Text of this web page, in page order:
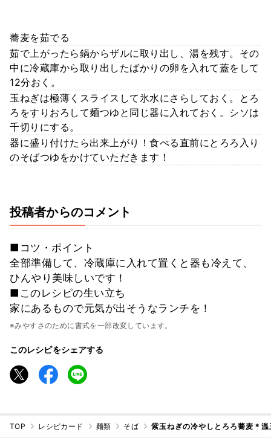
蕎麦を茹でる
茹で上がったら鍋からザルに取り出し、湯を残す。その
中に冷蔵庫から取り出したばかりの卵を入れて蓋をして
12分おく。
玉ねぎは極薄くスライスして氷水にさらしておく。とろ
ろをすりおろして麺つゆと同じ器に入れておく。シソは
千切りにする。
器に盛り付けたら出来上がり！食べる直前にとろろ入り
のそばつゆをかけていただきます！
投稿者からのコメント
■コツ・ポイント
全部準備して、冷蔵庫に入れて置くと器も冷えて、
ひんやり美味しいです！
■このレシピの生い立ち
家にあるもので元気が出そうなランチを！
※みやすさのために書式を一部改変しています。
このレシピをシェアする
TOP レシピカード 麺類 そば 紫玉ねぎの冷やしとろろ蕎麦＊